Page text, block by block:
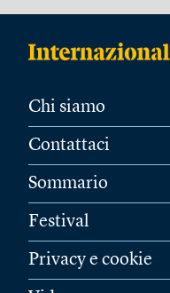
Chi siamo
Contattaci
Sommario
Festival
Privacy e cookie